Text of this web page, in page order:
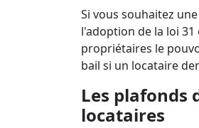
Si vous souhaitez
l'adoption de la loi
propriétaires le
bail si un locataire
Les plafonds
locataires